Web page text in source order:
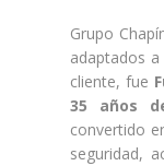
Grupo
adaptados a
cliente, fue
35 años
convertido
seguridad,